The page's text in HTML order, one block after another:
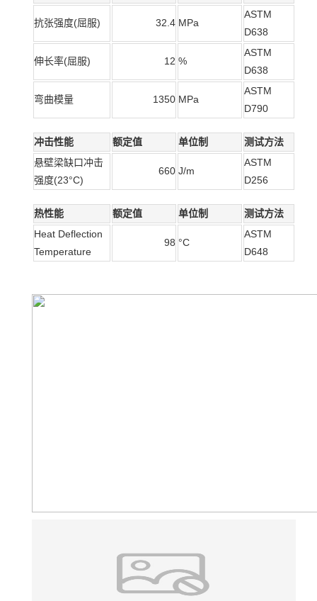
抗张强度(屈服) 32.4 MPa
ASTM
D638
伸长率(屈服) 12 %
ASTM
D638
弯曲模量 1350 MPa
ASTM
D790
冲击性能 额定值 单位制
测试方法
悬壁梁缺口冲击
强度(23°C)
660 J/m
ASTM
D256
热性能 额定值 单位制
测试方法
Heat Deflection
Temperature
98 °C
ASTM
D648